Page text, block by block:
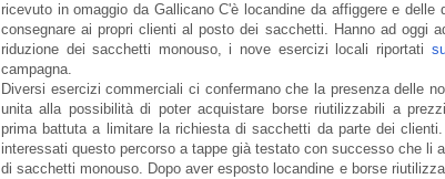
ricevuto in omaggio da Gallicano C'è locandine da affiggere e delle
consegnare ai propri clienti al posto dei sacchetti. Hanno ad oggi
riduzione dei sacchetti monouso, i nove esercizi locali riportati
campagna.
Diversi esercizi commerciali ci confermano che la presenza delle
unita alla possibilità di poter acquistare borse riutilizzabili a
prima battuta a limitare la richiesta di sacchetti da parte dei
interessati questo percorso a tappe già testato con successo che li
di sacchetti monouso. Dopo aver esposto locandine e borse